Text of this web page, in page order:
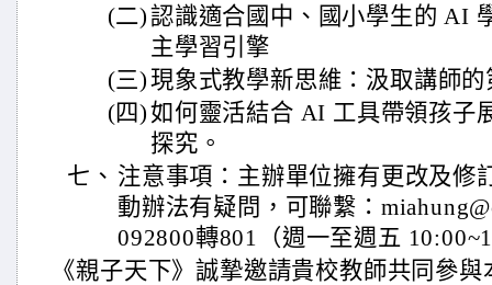
(二)認識適合國中、國小學生的 AI
主學習引擎
(三)現象式教學新思維：汲取講師
(四)如何靈活結合 AI 工具帶領孩子
探究。
七、 注意事項：主辦單位擁有更改及修
動辦法有疑問，可聯繫：
092800轉801（週一至週五
《親子天下》誠摯邀請貴校教師共同參